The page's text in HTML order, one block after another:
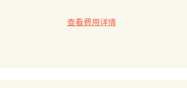
查看费用详情